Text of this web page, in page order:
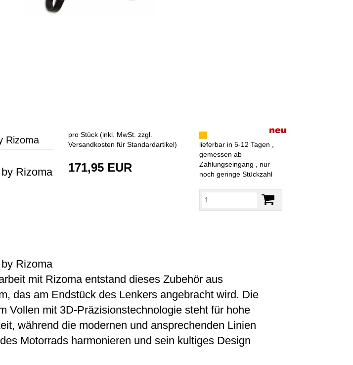
Rizoma
Rizoma
pro Stück (inkl. MwSt. zzgl.
Versandkosten für Standardartikel)
171,95 EUR
lieferbar in 5-12 Tagen ,
gemessen ab
Zahlungseingang , nur
noch geringe Stückzahl
Rizoma
mit Rizoma entstand dieses Zubehör aus
das am Endstück des Lenkers angebracht wird. Die
Vollen mit 3D-Präzisionstechnologie steht für hohe
während die modernen und ansprechenden Linien
Motorrads harmonieren und sein kultiges Design